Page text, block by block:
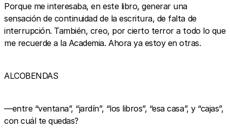
Porque me interesaba, en este libro, generar una
sensación de continuidad de la escritura, de falta de
interrupción. También, creo, por cierto terror a todo lo que
me recuerde a la Academia. Ahora ya estoy en otras.
ALCOBENDAS
—entre “ventana”, “jardín”, “los libros”, “esa casa”, y “cajas”,
con cuál te quedas?